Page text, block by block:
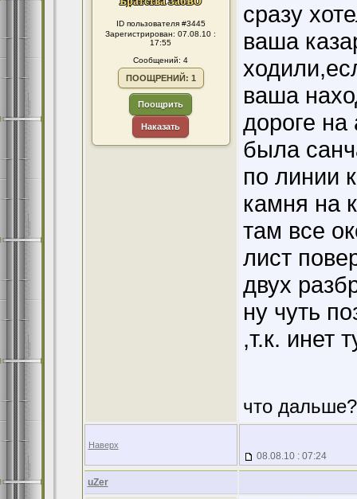
ID пользователя #3445
Зарегистрирован: 07.08.10 :
17:55
Сообщений: 4
ПООЩРЕНИЙ: 1
Поощрить
Наказать
сразу
ваша
ваша
дороге
была
по линии
камня на
там все
лист
двух
ну чуть
,т.к. инет
что дальше?
Наверх
08.08.10 : 07:24
uZer